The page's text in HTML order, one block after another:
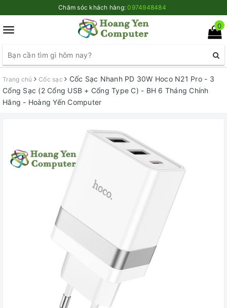
Chăm sóc khách hàng:0974948484
Toggle
0
Trang chủ Cốc sạc
Cốc Sạc Nhanh PD 30W Hoco N21 Pro - 3
Cổng Sạc (2 Cổng USB + Cổng Type C) - BH 6 Tháng Chính
Hãng - Hoàng Yến Computer